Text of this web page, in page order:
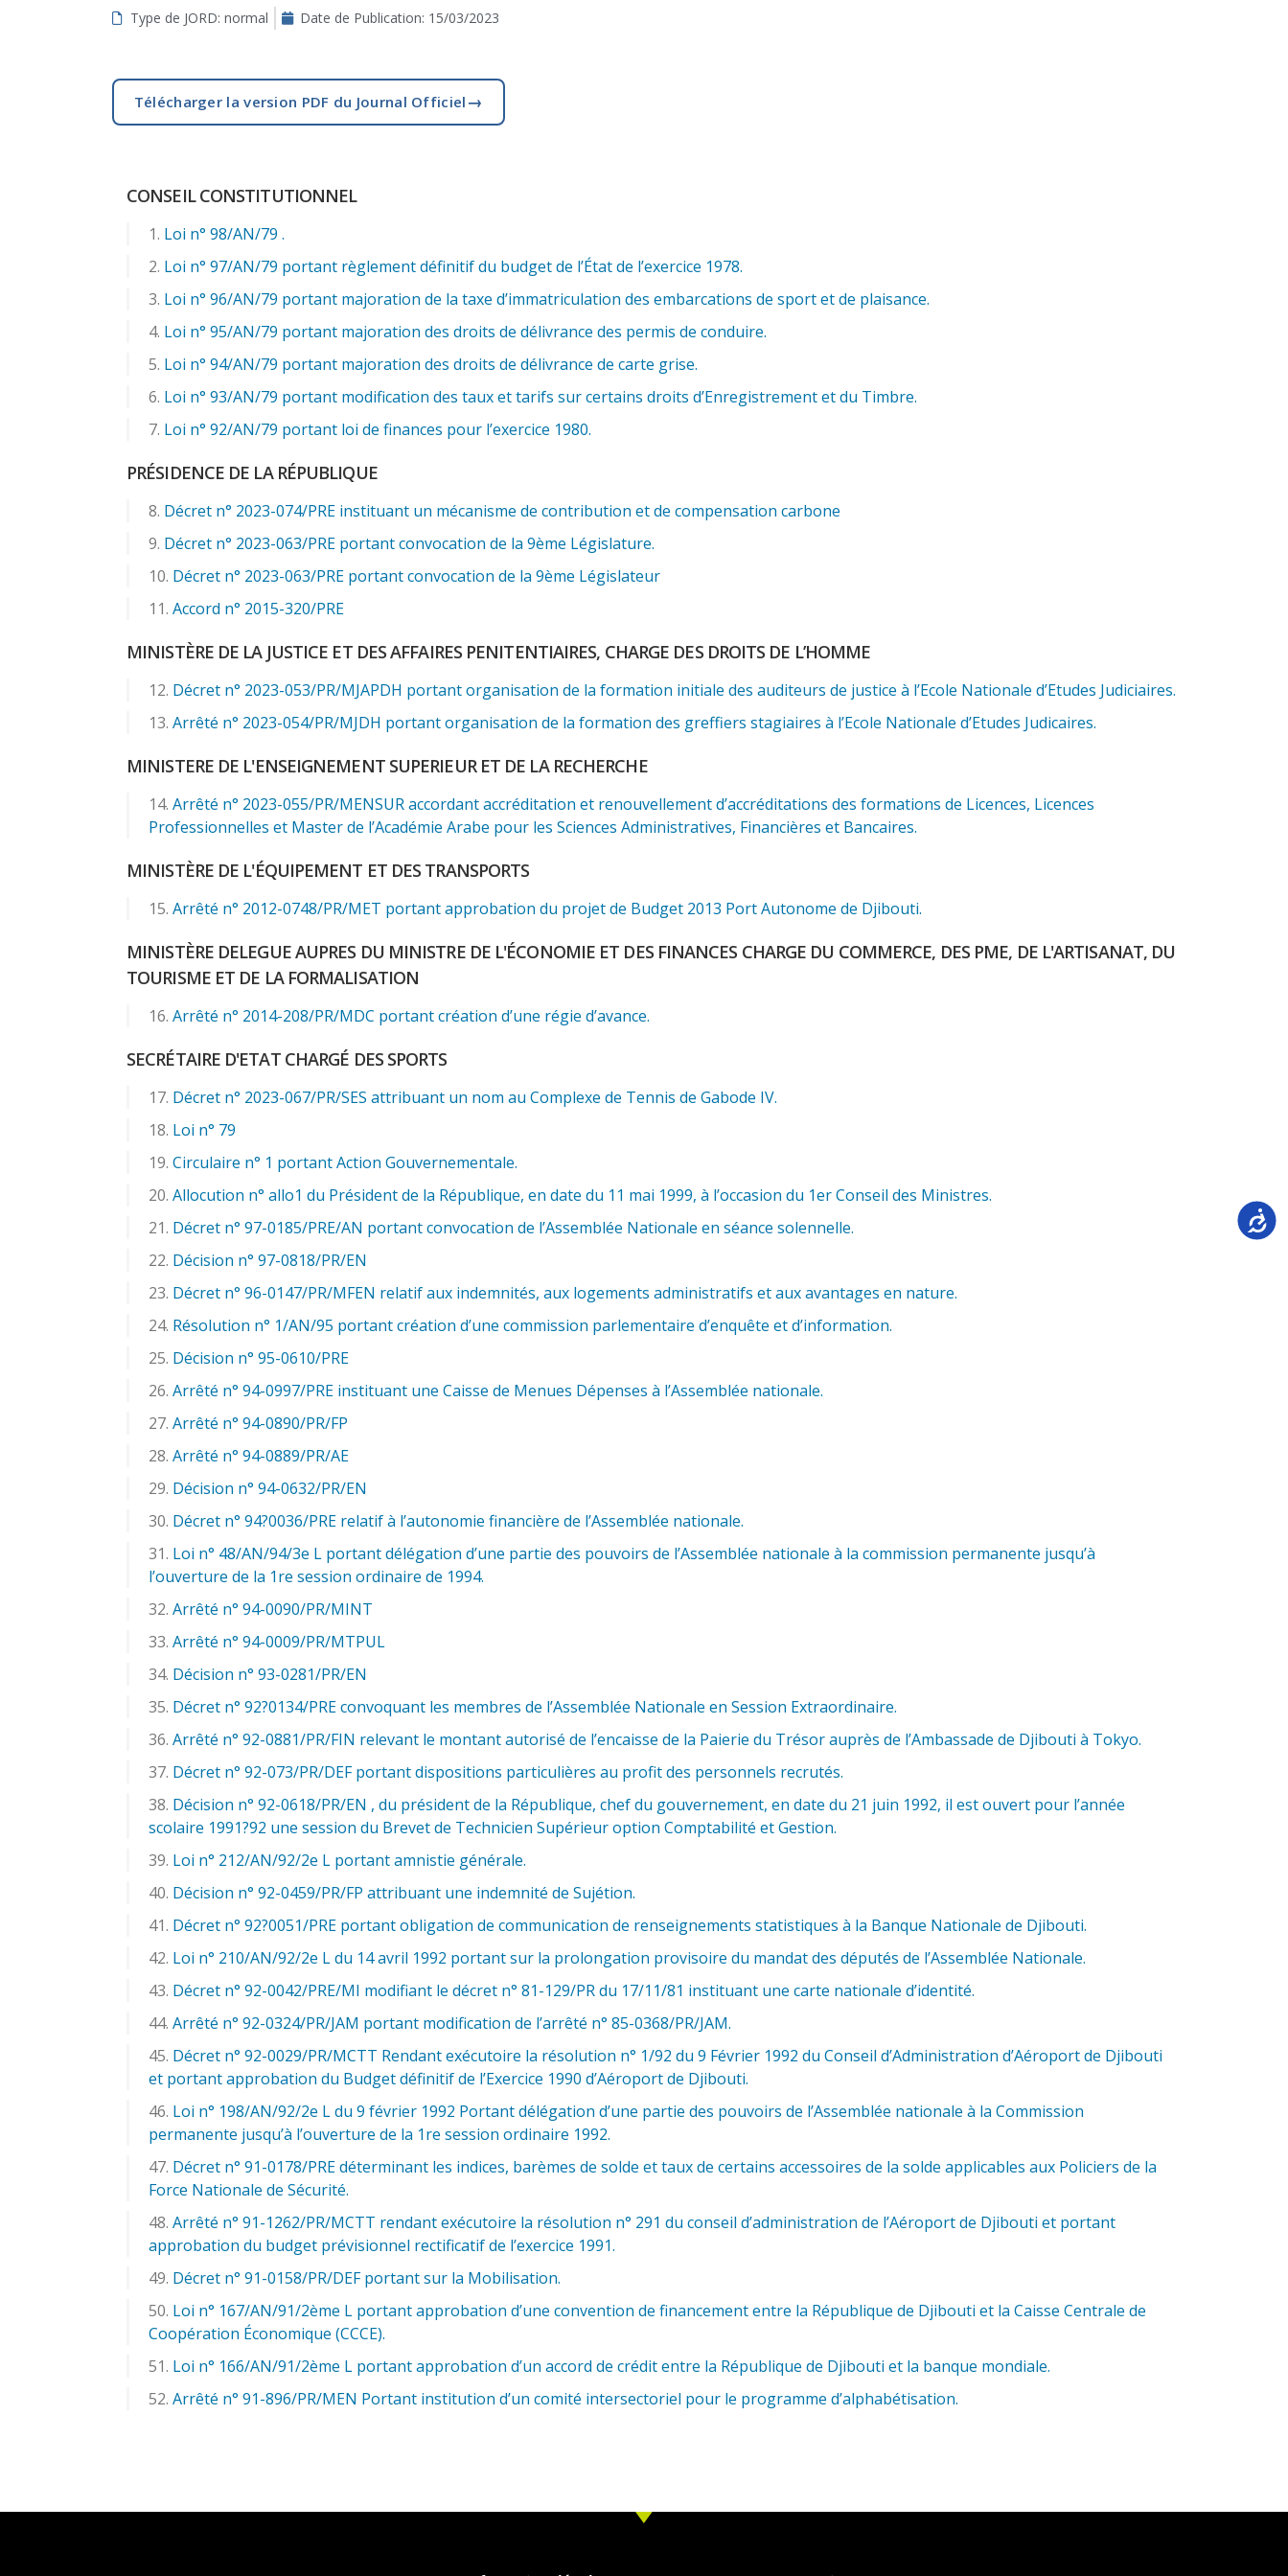
Type de JORD: normal Date de Publication: 15/03/2023
Télécharger la version PDF du Journal Officiel →
CONSEIL CONSTITUTIONNEL
Loi n° 98/AN/79 .
Loi n° 97/AN/79 portant règlement définitif du budget de l’État de l’exercice 1978.
Loi n° 96/AN/79 portant majoration de la taxe d’immatriculation des embarcations de sport et de plaisance.
Loi n° 95/AN/79 portant majoration des droits de délivrance des permis de conduire.
Loi n° 94/AN/79 portant majoration des droits de délivrance de carte grise.
Loi n° 93/AN/79 portant modification des taux et tarifs sur certains droits d’Enregistrement et du Timbre.
Loi n° 92/AN/79 portant loi de finances pour l’exercice 1980.
PRÉSIDENCE DE LA RÉPUBLIQUE
Décret n° 2023-074/PRE instituant un mécanisme de contribution et de compensation carbone
Décret n° 2023-063/PRE portant convocation de la 9ème Législature.
Décret n° 2023-063/PRE portant convocation de la 9ème Législateur
Accord n° 2015-320/PRE
MINISTÈRE DE LA JUSTICE ET DES AFFAIRES PENITENTIAIRES, CHARGE DES DROITS DE L’HOMME
Décret n° 2023-053/PR/MJAPDH portant organisation de la formation initiale des auditeurs de justice à l’Ecole Nationale d’Etudes Judiciaires.
Arrêté n° 2023-054/PR/MJDH portant organisation de la formation des greffiers stagiaires à l’Ecole Nationale d’Etudes Judicaires.
MINISTERE DE L'ENSEIGNEMENT SUPERIEUR ET DE LA RECHERCHE
Arrêté n° 2023-055/PR/MENSUR accordant accréditation et renouvellement d’accréditations des formations de Licences, Licences
Professionnelles et Master de l’Académie Arabe pour les Sciences Administratives, Financières et Bancaires.
MINISTÈRE DE L'ÉQUIPEMENT ET DES TRANSPORTS
Arrêté n° 2012-0748/PR/MET portant approbation du projet de Budget 2013 Port Autonome de Djibouti.
MINISTÈRE DELEGUE AUPRES DU MINISTRE DE L'ÉCONOMIE ET DES FINANCES CHARGE DU COMMERCE, DES PME, DE L'ARTISANAT, DU
TOURISME ET DE LA FORMALISATION
Arrêté n° 2014-208/PR/MDC portant création d’une régie d’avance.
SECRÉTAIRE D'ETAT CHARGÉ DES SPORTS
Décret n° 2023-067/PR/SES attribuant un nom au Complexe de Tennis de Gabode IV.
Loi n° 79
Circulaire n° 1 portant Action Gouvernementale.
Allocution n° allo1 du Président de la République, en date du 11 mai 1999, à l’occasion du 1er Conseil des Ministres.
Décret n° 97-0185/PRE/AN portant convocation de l’Assemblée Nationale en séance solennelle.
Décision n° 97-0818/PR/EN
Décret n° 96-0147/PR/MFEN relatif aux indemnités, aux logements administratifs et aux avantages en nature.
Résolution n° 1/AN/95 portant création d’une commission parlementaire d’enquête et d’information.
Décision n° 95-0610/PRE
Arrêté n° 94-0997/PRE instituant une Caisse de Menues Dépenses à l’Assemblée nationale.
Arrêté n° 94-0890/PR/FP
Arrêté n° 94-0889/PR/AE
Décision n° 94-0632/PR/EN
Décret n° 94?0036/PRE relatif à l’autonomie financière de l’Assemblée nationale.
Loi n° 48/AN/94/3e L portant délégation d’une partie des pouvoirs de l’Assemblée nationale à la commission permanente jusqu’à
l’ouverture de la 1re session ordinaire de 1994.
Arrêté n° 94-0090/PR/MINT
Arrêté n° 94-0009/PR/MTPUL
Décision n° 93-0281/PR/EN
Décret n° 92?0134/PRE convoquant les membres de l’Assemblée Nationale en Session Extraordinaire.
Arrêté n° 92-0881/PR/FIN relevant le montant autorisé de l’encaisse de la Paierie du Trésor auprès de l’Ambassade de Djibouti à Tokyo.
Décret n° 92-073/PR/DEF portant dispositions particulières au profit des personnels recrutés.
Décision n° 92-0618/PR/EN , du président de la République, chef du gouvernement, en date du 21 juin 1992, il est ouvert pour l’année
scolaire 1991?92 une session du Brevet de Technicien Supérieur option Comptabilité et Gestion.
Loi n° 212/AN/92/2e L portant amnistie générale.
Décision n° 92-0459/PR/FP attribuant une indemnité de Sujétion.
Décret n° 92?0051/PRE portant obligation de communication de renseignements statistiques à la Banque Nationale de Djibouti.
Loi n° 210/AN/92/2e L du 14 avril 1992 portant sur la prolongation provisoire du mandat des députés de l’Assemblée Nationale.
Décret n° 92-0042/PRE/MI modifiant le décret n° 81-129/PR du 17/11/81 instituant une carte nationale d’identité.
Arrêté n° 92-0324/PR/JAM portant modification de l’arrêté n° 85-0368/PR/JAM.
Décret n° 92-0029/PR/MCTT Rendant exécutoire la résolution n° 1/92 du 9 Février 1992 du Conseil d’Administration d’Aéroport de Djibouti
et portant approbation du Budget définitif de l’Exercice 1990 d’Aéroport de Djibouti.
Loi n° 198/AN/92/2e L du 9 février 1992 Portant délégation d’une partie des pouvoirs de l’Assemblée nationale à la Commission
permanente jusqu’à l’ouverture de la 1re session ordinaire 1992.
Décret n° 91-0178/PRE déterminant les indices, barèmes de solde et taux de certains accessoires de la solde applicables aux Policiers de la
Force Nationale de Sécurité.
Arrêté n° 91-1262/PR/MCTT rendant exécutoire la résolution n° 291 du conseil d’administration de l’Aéroport de Djibouti et portant
approbation du budget prévisionnel rectificatif de l’exercice 1991.
Décret n° 91-0158/PR/DEF portant sur la Mobilisation.
Loi n° 167/AN/91/2ème L portant approbation d’une convention de financement entre la République de Djibouti et la Caisse Centrale de
Coopération Économique (CCCE).
Loi n° 166/AN/91/2ème L portant approbation d’un accord de crédit entre la République de Djibouti et la banque mondiale.
Arrêté n° 91-896/PR/MEN Portant institution d’un comité intersectoriel pour le programme d’alphabétisation.